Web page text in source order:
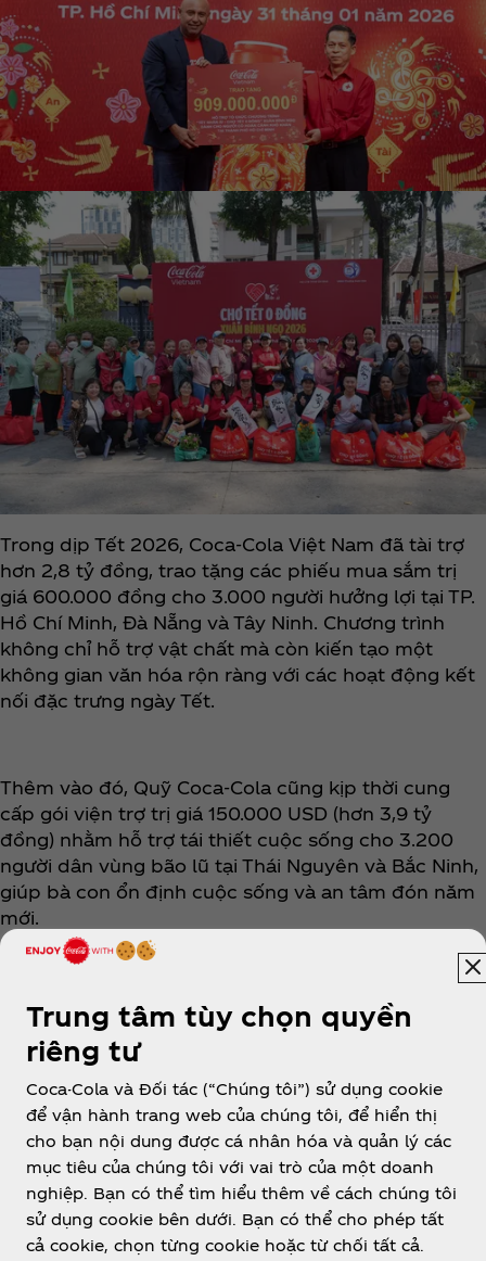
Trong dịp Tết 2026, Coca‑Cola Việt Nam đã tài trợ
hơn 2,8 tỷ đồng, trao tặng các phiếu mua sắm trị
giá 600.000 đồng cho 3.000 người hưởng lợi tại TP.
Hồ Chí Minh, Đà Nẵng và Tây Ninh. Chương trình
không chỉ hỗ trợ vật chất mà còn kiến tạo một
không gian văn hóa rộn ràng với các hoạt động kết
nối đặc trưng ngày Tết.
Thêm vào đó, Quỹ Coca‑Cola cũng kịp thời cung
cấp gói viện trợ trị giá 150.000 USD (hơn 3,9 tỷ
đồng) nhằm hỗ trợ tái thiết cuộc sống cho 3.200
người dân vùng bão lũ tại Thái Nguyên và Bắc Ninh,
giúp bà con ổn định cuộc sống và an tâm đón năm
mới.
Vietnam
Về chúng tôi
Trung tâm tùy chọn quyền
riêng tư
Coca-Cola và Đối tác (“Chúng tôi”) sử dụng cookie
để vận hành trang web của chúng tôi, để hiển thị
cho bạn nội dung được cá nhân hóa và quản lý các
mục tiêu của chúng tôi với vai trò của một doanh
nghiệp. Bạn có thể tìm hiểu thêm về cách chúng tôi
sử dụng cookie bên dưới. Bạn có thể cho phép tất
cả cookie, chọn từng cookie hoặc từ chối tất cả.